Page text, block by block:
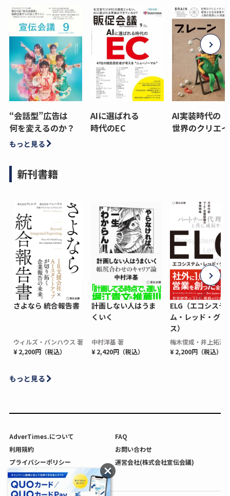
“会話型”広告は
何を変えるのか？
AIに選ばれる
時代のEC
AI実装時代の
世界のクリエ
もっと見る
新刊書籍
さよなら 統合報告書
ウィルズ・パンハウス 著
¥ 2,200円（税込）
計画しない人はうま
くいく
中村洋基 著
¥ 2,420円（税込）
ELG（エコシステ
ム・レッド・グロ
ス）
梅木俊成・井上拓海
¥ 2,200円（税込）
もっと見る
AdverTimes.について
FAQ
利用規約
お問い合わせ
プライバシーポリシー
運営会社(株式会社宣伝会議)
利用者情報の外部送信について